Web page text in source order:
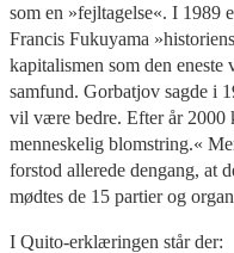
som en »fejltagelse«. I 1989
Francis Fukuyama
kapitalismen som den
samfund. Gorbatjov sagde i
vil være bedre. Efter år 2000
menneskelig blomstring.«
forstod allerede dengang, at
mødtes de 15 partier og
I Quito-erklæringen står der: